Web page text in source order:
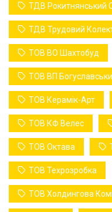
ТДВ Рокитнянський
ТДВ Трудовий
ТОВ ВО Шахтобуд
ТОВ ВП
ТОВ Керамік-Арт
ТОВ КФ Велес
ТОВ Октава
ТОВ Техрозробка
ТОВ Холдингова